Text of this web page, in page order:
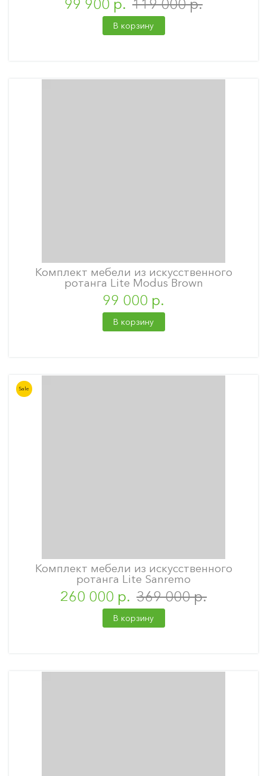
99 900 р. 119 000 р.
В корзину
Комплект мебели из искусственного
ротанга Lite Modus Brown
99 000 р.
В корзину
Sale
Комплект мебели из искусственного
ротанга Lite Sanremo
260 000 р. 369 000 р.
В корзину